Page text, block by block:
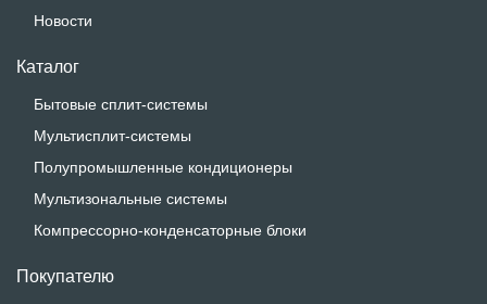
Новости
Каталог
Бытовые сплит-системы
Мультисплит-системы
Полупромышленные кондиционеры
Мультизональные системы
Компрессорно-конденсаторные блоки
Покупателю